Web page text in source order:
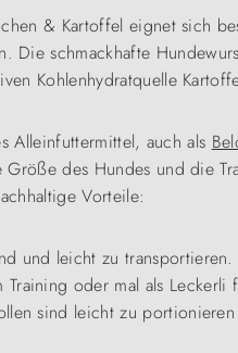
& Kartoffel eignet sich
Die schmackhafte
Kohlenhydratquelle
Alleinfuttermittel, auch als
des Hundes und die
Vorteile:
und leicht zu transportieren.
oder mal als Leckerli
sind leicht zu